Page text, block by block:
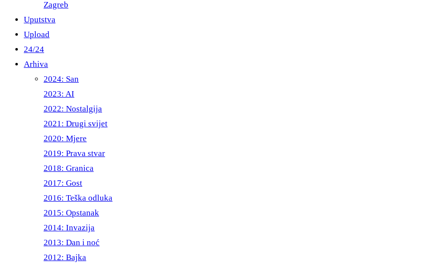
Zagreb
Uputstva
Upload
24/24
Arhiva
2024: San
2023: AI
2022: Nostalgija
2021: Drugi svijet
2020: Mjere
2019: Prava stvar
2018: Granica
2017: Gost
2016: Teška odluka
2015: Opstanak
2014: Invazija
2013: Dan i noć
2012: Bajka